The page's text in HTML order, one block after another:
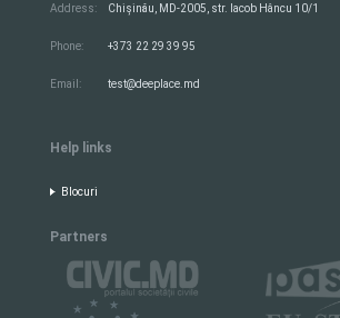
Address: Chișinău, MD-2005, str. Iacob Hâncu 10/1
Phone: +373 22 29 39 95
Email: test@deeplace.md
Help links
Blocuri
Partners